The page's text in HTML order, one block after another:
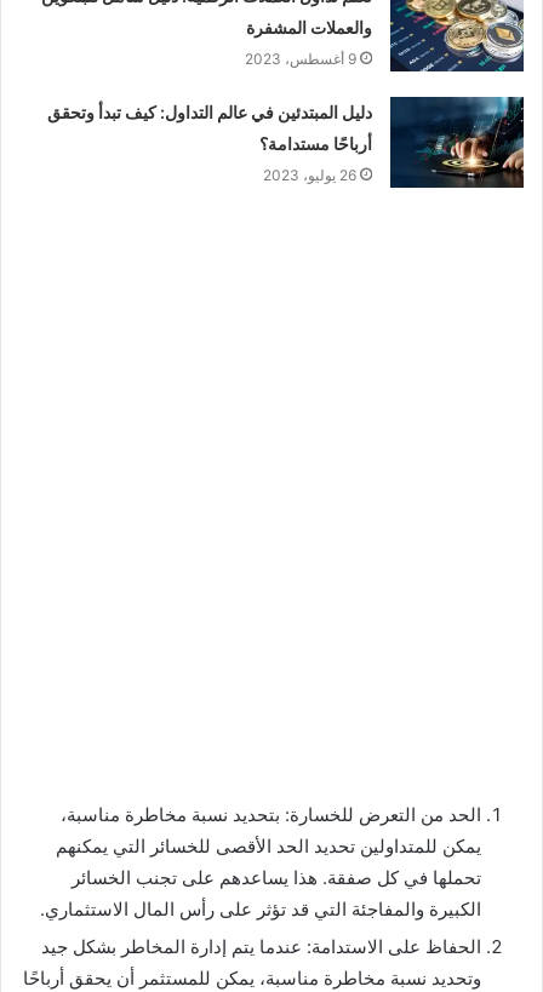
والعملات المشفرة
9 أغسطس، 2023
دليل المبتدئين في عالم التداول: كيف تبدأ وتحقق
أرباحًا مستدامة؟
26 يوليو، 2023
الحد من التعرض للخسارة: بتحديد نسبة مخاطرة مناسبة،
يمكن للمتداولين تحديد الحد الأقصى للخسائر التي يمكنهم
تحملها في كل صفقة. هذا يساعدهم على تجنب الخسائر
الكبيرة والمفاجئة التي قد تؤثر على رأس المال الاستثماري.
الحفاظ على الاستدامة: عندما يتم إدارة المخاطر بشكل جيد
وتحديد نسبة مخاطرة مناسبة، يمكن للمستثمر أن يحقق أرباحًا